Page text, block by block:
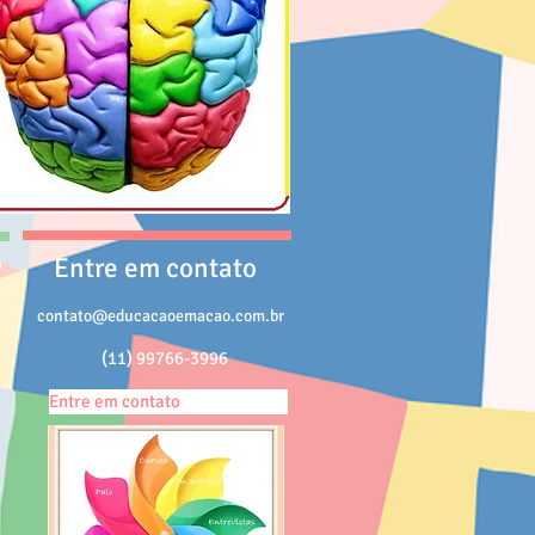
Entre em contato
contato@educacaoemacao.com.br
(11) 99766-3996
Entre em contato